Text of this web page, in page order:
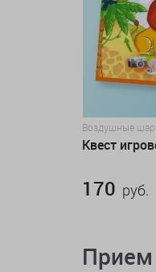
Воздушные
Квест
170 руб.
Прием